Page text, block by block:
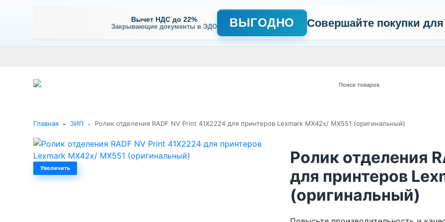
Вычет НДС до 22%
Закрывающие документы в ЭДО ВЫГОДНО Совершайте покупки
Главная - ЗИП - Ролик отделения RADF NV Print 41X2224 для принтеров Lexmark MX42x/ MX551 (оригинальный)
Увеличить
Ролик отделения
для принтеров
(оригинальный)